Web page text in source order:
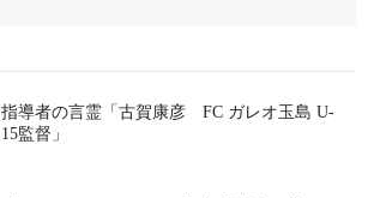
指導者の言霊「古賀康彦 FC ガレオ玉島 U-
15監督」